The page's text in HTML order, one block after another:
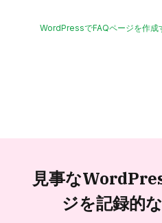
WordPressでFAQページを作成
見事な
ジを記録的